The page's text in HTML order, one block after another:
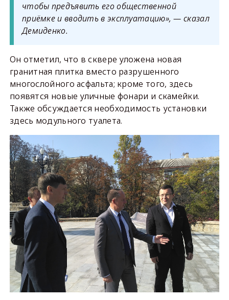
чтобы предъявить его общественной
приёмке и вводить в эксплуатацию», — сказал
Демиденко.
Он отметил, что в сквере уложена новая
гранитная плитка вместо разрушенного
многослойного асфальта; кроме того, здесь
появятся новые уличные фонари и скамейки.
Также обсуждается необходимость установки
здесь модульного туалета.